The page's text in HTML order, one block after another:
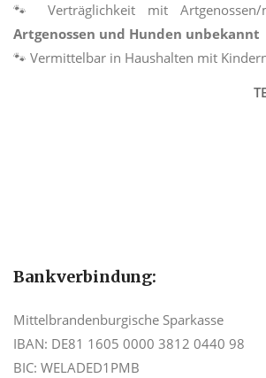
🐾 Verträglichkeit mit
Artgenossen und Hunden unbekannt
🐾 Vermittelbar in Haushalten mit
Bankverbindung:
Mittelbrandenburgische Sparkasse
IBAN: DE81 1605 0000 3812 0440 98
BIC: WELADED1PMB